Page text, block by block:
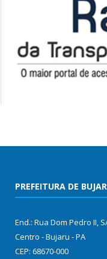
PREFEITURA DE
End.: Rua Dom Pedro II,
Centro - Bujaru - PA
CEP: 68670-000